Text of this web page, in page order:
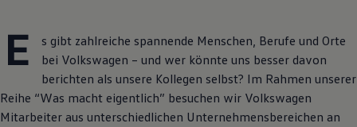
E
s gibt zahlreiche spannende Menschen, Berufe und Orte
bei Volkswagen – und wer könnte uns besser davon
berichten als unsere Kollegen selbst? Im Rahmen unserer
Reihe “Was macht eigentlich” besuchen wir Volkswagen
Mitarbeiter aus unterschiedlichen Unternehmensbereichen an